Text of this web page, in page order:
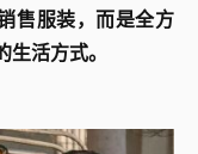
售服装，而是全方
活方式。